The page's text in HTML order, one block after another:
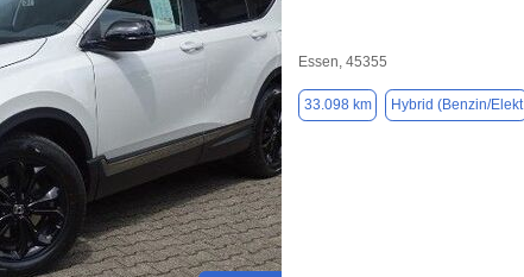
Essen, 45355
33.098 km Hybrid (Benzin/Elekt